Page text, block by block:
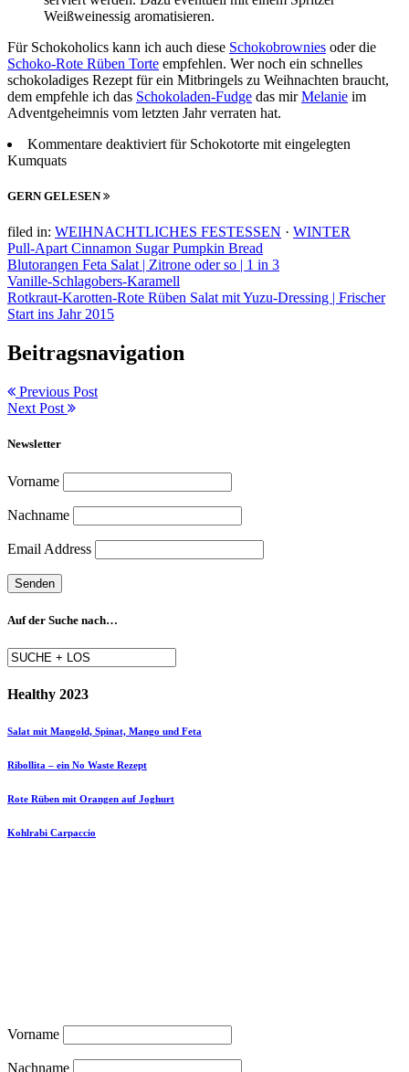
Weißweinessig aromatisieren.
Für Schokoholics kann ich auch diese Schokobrownies oder die
Schoko-Rote Rüben Torte empfehlen. Wer noch ein schnelles
schokoladiges Rezept für ein Mitbringels zu Weihnachten braucht,
dem empfehle ich das Schokoladen-Fudge das mirMelanie im
Adventgeheimnis vom letzten Jahr verraten hat.
Kommentare deaktiviert für Schokotorte mit eingelegten
Kumquats
GERN GELESEN
filed in: WEIHNACHTLICHES FESTESSEN · WINTER
Pull-Apart Cinnamon Sugar Pumpkin Bread
Blutorangen Feta Salat | Zitrone oder so | 1 in 3
Vanille-Schlagobers-Karamell
Rotkraut-Karotten-Rote Rüben Salat mit Yuzu-Dressing | Frischer
Start ins Jahr 2015
Beitragsnavigation
Previous Post
Next Post
Newsletter
Vorname
Nachname
Email Address
Auf der Suche nach…
Healthy 2023
Salat mit Mangold, Spinat, Mango und Feta
Ribollita – ein No Waste Rezept
Rote Rüben mit Orangen auf Joghurt
Kohlrabi Carpaccio
Vorname
Nachname